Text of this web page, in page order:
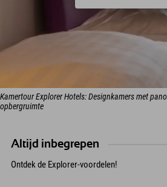
Kamertour Explorer Hotels: Designkamers met
opbergruimte
Altijd inbegrepen
Ontdek de Explorer-voordelen!